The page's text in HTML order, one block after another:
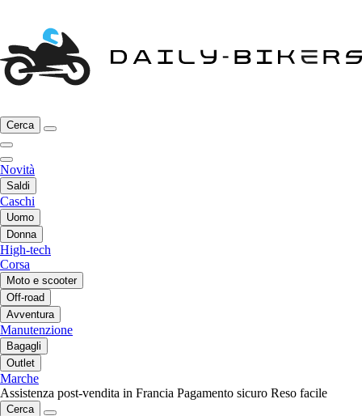
Cerca
Novità
Saldi
Caschi
Uomo
Donna
High-tech
Corsa
Moto e scooter
Off-road
Avventura
Manutenzione
Bagagli
Outlet
Marche
Assistenza post-vendita in Francia Pagamento sicuro Reso facile
Cerca